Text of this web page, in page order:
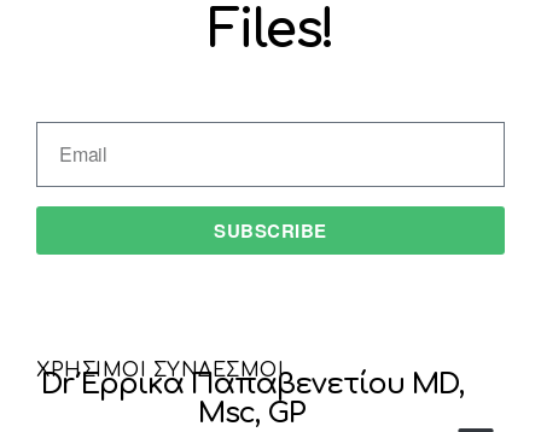
Files!
SUBSCRIBE
Dr Έρρικα Παπαβενετίου MD,
Msc, GP
ΧΡΗΣΙΜΟΙ ΣΥΝΔΕΣΜΟΙ